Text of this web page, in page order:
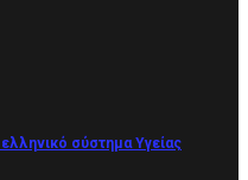
σύστημα Υγείας